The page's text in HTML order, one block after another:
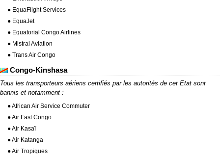
● EquaFlight Services
● EquaJet
● Equatorial Congo Airlines
● Mistral Aviation
● Trans Air Congo
Congo-Kinshasa
Tous les transporteurs aériens certifiés par les autorités de cet Etat sont
bannis et notamment :
● African Air Service Commuter
● Air Fast Congo
● Air Kasaï
● Air Katanga
● Air Tropiques